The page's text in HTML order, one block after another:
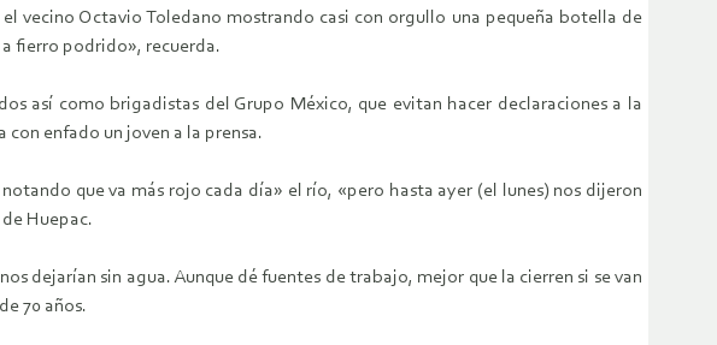
vecino Octavio Toledano mostrando casi con orgullo una pequeña botella de
fierro podrido», recuerda.
así como brigadistas del Grupo México, que evitan hacer declaraciones a la
con enfado un joven a la prensa.
que va más rojo cada día» el río, «pero hasta ayer (el lunes) nos dijeron
Huepac.
dejarían sin agua. Aunque dé fuentes de trabajo, mejor que la cierren si se van
70 años.